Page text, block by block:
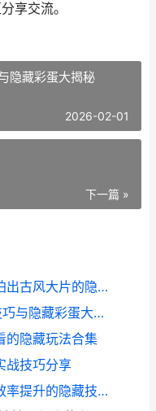
享交流。
隐藏彩蛋大揭秘
2026-02-01
下一篇 »
狐仙拍照逆水寒全攻略：轻松拍出古风大片的隐藏技巧
逆水寒主线102全攻略：速通技巧与隐藏彩蛋大揭秘
的隐藏玩法合集
战技巧分享
奶妈手镯逆水寒全解析：治疗效率提升的隐藏技巧